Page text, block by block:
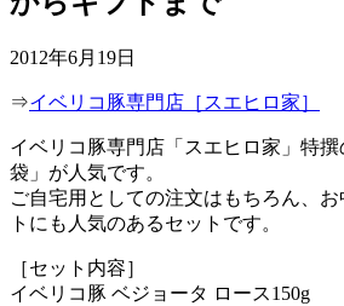
2012年6月19日
⇒イベリコ豚専門店［スエヒロ家］
イベリコ豚専門店「スエヒロ家」特
袋」が人気です。
ご自宅用としての注文はもちろん、
トにも人気のあるセットです。
［セット内容］
イベリコ豚 ベジョータ ロース150g